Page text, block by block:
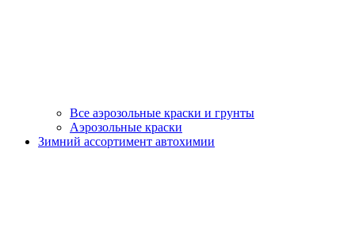
Все аэрозольные краски и грунты
Аэрозольные краски
Зимний ассортимент автохимии